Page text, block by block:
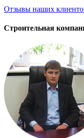
Отзывы наших
Строительная